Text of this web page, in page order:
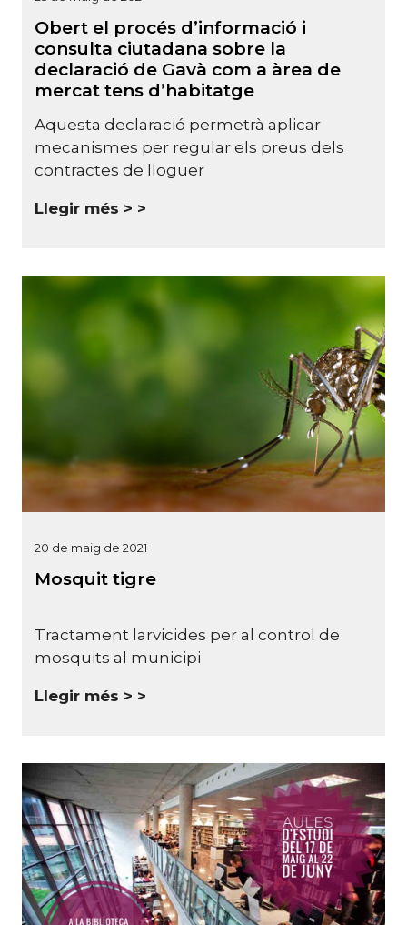
Obert el procés d’informació i
consulta ciutadana sobre la
declaració de Gavà com a àrea de
mercat tens d’habitatge
Aquesta declaració permetrà aplicar
mecanismes per regular els preus dels
contractes de lloguer
Llegir més >
20 de maig de 2021
Mosquit tigre
Tractament larvicides per al control de
mosquits al municipi
Llegir més >